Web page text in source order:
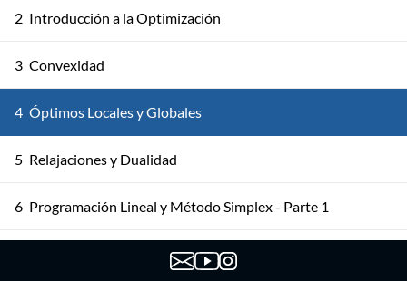
2 Introducción a la Optimización
3 Convexidad
4 Óptimos Locales y Globales
5 Relajaciones y Dualidad
6 Programación Lineal y Método Simplex - Parte 1
Programación Lineal y Método Simplex - Parte 2